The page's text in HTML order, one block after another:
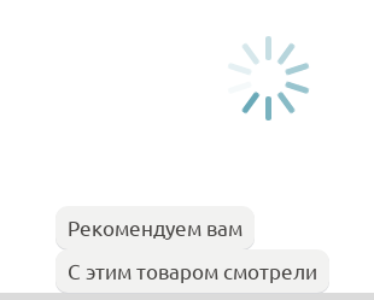
Рекомендуем вам
С этим товаром смотрели